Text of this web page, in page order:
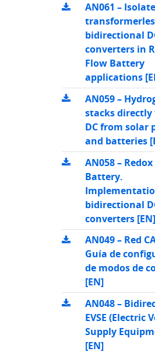
AN061 –
bidirectional
converters in
Flow Battery
applications
AN059 –
stacks directly
DC from solar
and batteries
AN058 –
Battery.
bidirectional
converters [EN]
AN049 – Red
Guía de
de modos de
[EN]
AN048 –
EVSE (Electric
Supply
[EN]